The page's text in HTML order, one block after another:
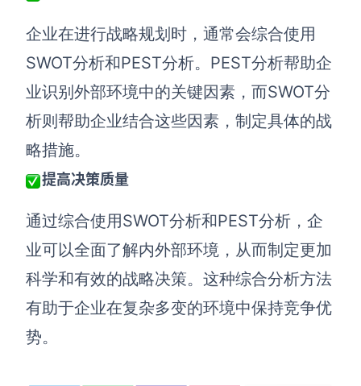
企业在进行战略规划时，通常会综合使用
SWOT分析和PEST分析。PEST分析帮助企
业识别外部环境中的关键因素，而SWOT分
析则帮助企业结合这些因素，制定具体的战
略措施。
提高决策质量
通过综合使用SWOT分析和PEST分析，企
业可以全面了解内外部环境，从而制定更加
科学和有效的战略决策。这种综合分析方法
有助于企业在复杂多变的环境中保持竞争优
势。